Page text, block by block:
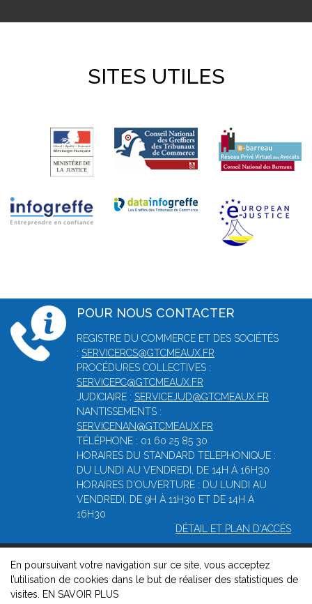
SITES UTILES
POUR NOUS CONTACTER
REGISTRE DU COMMERCE ET DES SOCIÉTÉS
: SERVICERCS@GTCMEAUX.FR
PROCÉDURES COLLECTIVES :
SERVICEPC@GTCMEAUX.FR
JUDICIAIRE : SERVICEJUD@GTCMEAUX.FR
NANTISSEMENTS :
SERVICENAN@GTCMEAUX.FR
TÉLÉPHONE : 01 60 25 85 30
HORAIRES DU STANDARD TELEPHONIQUE :
DU LUNDI AU VENDREDI, DE 14H À 16H30
HORAIRES D'OUVERTURE : DU LUNDI AU
VENDREDI, DE 9H À 11H30 ET DE 14H À
16H30
DÉTAIL ET PLAN D'ACCÈS
© 2026, Greffe du tribunal de commerce de Meaux -Mentions
légales-Contact -Gestion des cookies -Politique de
confidentialité et de cookies
En poursuivant votre navigation sur ce site, vous acceptez
l’utilisation de cookies dans le but de réaliser des statistiques de
visites.
EN SAVOIR PLUS